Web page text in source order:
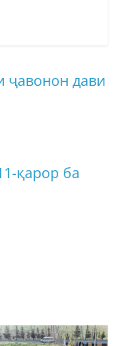
ҷавонон дави
қарор ба